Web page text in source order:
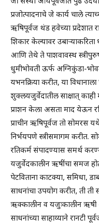
प्रजोत्पादनाचे जे कार्य चाले
ऋषिपूर्वज थंड हवेच्या प्रदेशात
शिकार केल्यावर
आणि तेथे ते पाशवावस्थ
धुमीभोवती ऊर्फ अग्निकुंडा-
यभनक्रिया करीत, या
शुक्लयजुर्वेदातील साक्षात्
प्राशन केला असता माद येऊन
प्राचीन ऋषिपूर्वज तो सोमरस
निर्भयपणे स्त्रीसमागम करीत.
रतिकर्म संपादण्यास समर्थ
यजुर्वेदकालीन ऋषींचा समज
पेटविताना काटक्या, समिधा,
साधनांचा उपयोग करीत, ती
ऋक्कालीन व यजुःकालीन ऋषी
साधनांच्या साहाय्याने रानटी